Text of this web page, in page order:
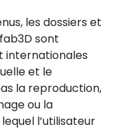
les dossiers et
sont
internationales
et le
la reproduction,
ou la
l’utilisateur